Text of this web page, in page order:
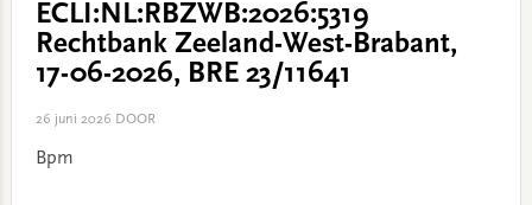
ECLI:NL:RBZWB:2026:5319
Rechtbank Zeeland-West-Brabant,
17-06-2026, BRE 23/11641
26 juni 2026 DOOR
Bpm